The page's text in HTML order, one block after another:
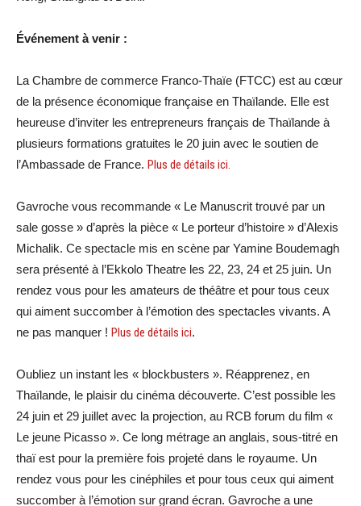
Événement à venir :
La Chambre de commerce Franco-Thaïe (FTCC) est au cœur
de la présence économique française en Thaïlande. Elle est
heureuse d’inviter les entrepreneurs français de Thaïlande à
plusieurs formations gratuites le 20 juin avec le soutien de
l’Ambassade de France. Plus de détails ici.
Gavroche vous recommande « Le Manuscrit trouvé par un
sale gosse » d’après la pièce « Le porteur d’histoire » d’Alexis
Michalik. Ce spectacle mis en scène par Yamine Boudemagh
sera présenté à l’Ekkolo Theatre les 22, 23, 24 et 25 juin. Un
rendez vous pour les amateurs de théâtre et pour tous ceux
qui aiment succomber à l’émotion des spectacles vivants. A
ne pas manquer ! Plus de détails ici.
Oubliez un instant les « blockbusters ». Réapprenez, en
Thaïlande, le plaisir du cinéma découverte. C’est possible les
24 juin et 29 juillet avec la projection, au RCB forum du film «
Le jeune Picasso ». Ce long métrage an anglais, sous-titré en
thaï est pour la première fois projeté dans le royaume. Un
rendez vous pour les cinéphiles et pour tous ceux qui aiment
succomber à l’émotion sur grand écran. Gavroche a une